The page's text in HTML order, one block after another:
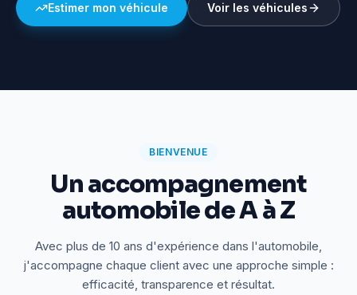
Estimer mon véhicule Voir les véhicules
BIENVENUE
Un accompagnement
automobile de A à Z
Avec plus de 10 ans d'expérience dans l'automobile,
j'accompagne chaque client avec une approche simple :
efficacité, transparence et résultat.